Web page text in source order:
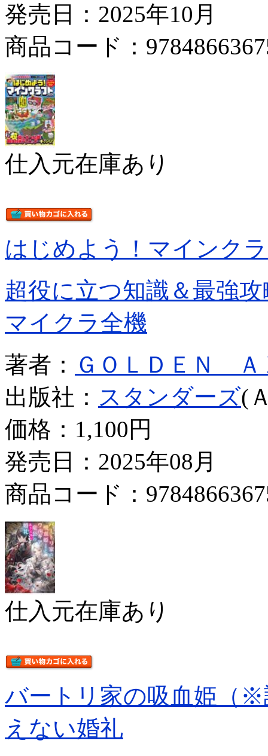
発売日：2025年10月
商品コード：
仕入元在庫あり
はじめよう！マインク
超役に立つ知識＆最強
マイクラ全機
著者： ＧＯＬＤＥＮ Ａ
出版社： スタンダーズ(
価格： 1,100円
発売日：2025年08月
商品コード：
仕入元在庫あり
バートリ家の吸血姫（
えない婚礼